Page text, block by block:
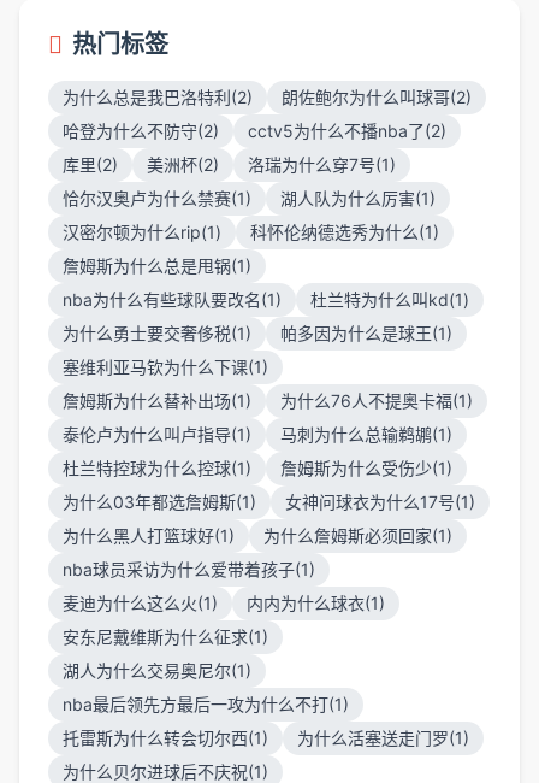
热门标签
为什么总是我巴洛特利(2)
朗佐鲍尔为什么叫球哥(2)
哈登为什么不防守(2)
cctv5为什么不播nba了(2)
库里(2)
美洲杯(2)
洛瑞为什么穿7号(1)
恰尔汉奥卢为什么禁赛(1)
湖人队为什么厉害(1)
汉密尔顿为什么rip(1)
科怀伦纳德选秀为什么(1)
詹姆斯为什么总是甩锅(1)
nba为什么有些球队要改名(1)
杜兰特为什么叫kd(1)
为什么勇士要交奢侈税(1)
帕多因为什么是球王(1)
塞维利亚马钦为什么下课(1)
詹姆斯为什么替补出场(1)
为什么76人不提奥卡福(1)
泰伦卢为什么叫卢指导(1)
马刺为什么总输鹈鹕(1)
杜兰特控球为什么控球(1)
詹姆斯为什么受伤少(1)
为什么03年都选詹姆斯(1)
女神问球衣为什么17号(1)
为什么黑人打篮球好(1)
为什么詹姆斯必须回家(1)
nba球员采访为什么爱带着孩子(1)
麦迪为什么这么火(1)
内内为什么球衣(1)
安东尼戴维斯为什么征求(1)
湖人为什么交易奥尼尔(1)
nba最后领先方最后一攻为什么不打(1)
托雷斯为什么转会切尔西(1)
为什么活塞送走门罗(1)
为什么贝尔进球后不庆祝(1)